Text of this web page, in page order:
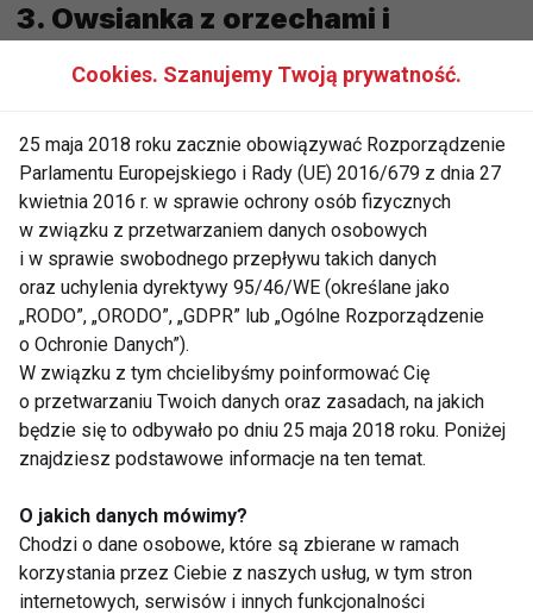
3. Owsianka z orzechami i
aktywnych, ponieważ jest pełna błonnika i
węglowodanów złożonych, które zapewniają
długotrwałe uczucie sytości i energii.
Składniki:
½ szklanki płatków owsianych
1 szklanka mleka (krowiego lub
roślinnego)
1 garść orzechów (włoskich, migdałów
lub nerkowców)
1 łyżeczka miodu
½ szklanki ulubionych owoców (np.
jagody, maliny, banan)
Cookies. Szanujemy Twoją prywatność.
25 maja 2018 roku zacznie obowiązywać Rozporządzenie
Parlamentu Europejskiego i Rady (UE) 2016/679 z dnia 27
kwietnia 2016 r. w sprawie ochrony osób fizycznych
w związku z przetwarzaniem danych osobowych
i w sprawie swobodnego przepływu takich danych
oraz uchylenia dyrektywy 95/46/WE (określane jako
„RODO”, „ORODO”, „GDPR” lub „Ogólne Rozporządzenie
o Ochronie Danych”).
W związku z tym chcielibyśmy poinformować Cię
o przetwarzaniu Twoich danych oraz zasadach, na jakich
będzie się to odbywało po dniu 25 maja 2018 roku. Poniżej
znajdziesz podstawowe informacje na ten temat.
O jakich danych mówimy?
Chodzi o dane osobowe, które są zbierane w ramach
korzystania przez Ciebie z naszych usług, w tym stron
internetowych, serwisów i innych funkcjonalności